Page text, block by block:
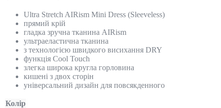
Ultra Stretch AIRism Mini Dress (Sleeveless)
прямий крій
гладка зручна тканина AIRism
ультраеластична тканина
з технологією швидкого висихання DRY
функція Cool Touch
злегка широка кругла горловина
кишені з двох сторін
універсальний дизайн для повсякденного
Колір